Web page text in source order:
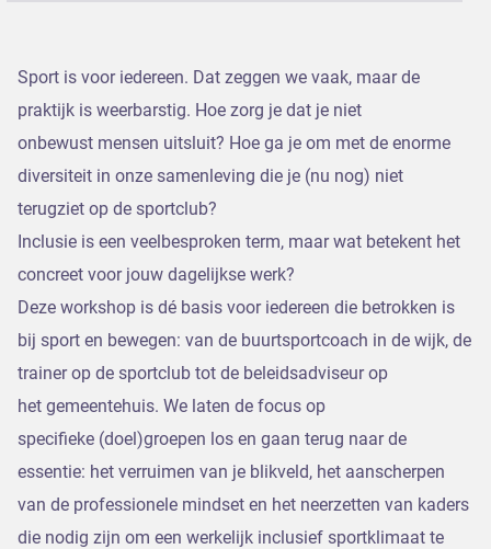
Sport is voor iedereen. Dat zeggen we vaak, maar de
praktijk is weerbarstig. Hoe zorg je dat je niet
onbewust mensen uitsluit? Hoe ga je om met de enorme
diversiteit in onze samenleving die je (nu nog) niet
terugziet op de sportclub?
Inclusie is een veelbesproken term, maar wat betekent het
concreet voor jouw dagelijkse werk?
Deze workshop is dé basis voor iedereen die betrokken is
bij sport en bewegen: van de buurtsportcoach in de wijk, de
trainer op de sportclub tot de beleidsadviseur op
het gemeentehuis. We laten de focus op
specifieke (doel)groepen los en gaan terug naar de
essentie: het verruimen van je blikveld, het aanscherpen
van de professionele mindset en het neerzetten van kaders
die nodig zijn om een werkelijk inclusief sportklimaat te